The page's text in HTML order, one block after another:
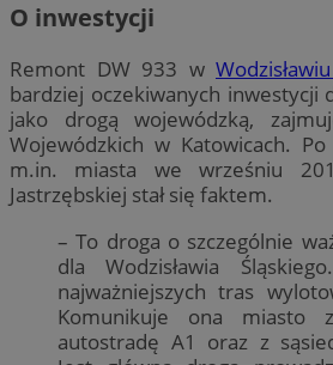
O inwestycji
Remont DW 933 w
bardziej oczekiwanych inwestycji
jako drogą wojewódzką,
Wojewódzkich w Katowicach.
m.in. miasta we wrześniu
Jastrzębskiej stał się faktem.
– To droga o szczególnie
dla Wodzisławia
najważniejszych tras
Komunikuje ona miasto
autostradę A1 oraz z